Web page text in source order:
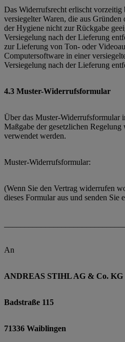
Das Widerrufsrecht erlischt
versiegelter Waren, die aus Gründen
der Hygiene nicht zur Rückgabe
Versiegelung nach der Lieferung
zur Lieferung von Ton- oder
Computersoftware in einer
Versiegelung nach der Lieferung
4.3 Muster-Widerrufsformular
Über das Muster-Widerrufsformular
Maßgabe der gesetzlichen
verwendet werden.
Muster-Widerrufsformular:
(Wenn Sie den Vertrag widerrufen
dieses Formular aus und senden Sie
An
ANDREAS STIHL AG & Co. KG
Badstraße 115
71336 Waiblingen